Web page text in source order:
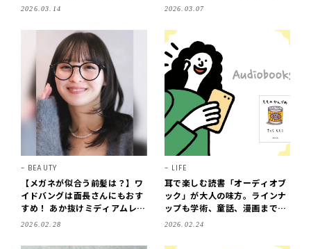
効果も！
2026.03.14
入園シーンにも
2026.03.07
BEAUTY
【メガネが似合う前髪は？】ワ
イドバングは面長さんにもおす
すめ！ あか抜けミディアムレイ
ヤー
2026.02.28
LIFE
耳で楽しむ読書「オーディオブ
ック」が大人の味方。ラインナ
ップも学術、童話、漫画まで拡
大中！
2026.02.24